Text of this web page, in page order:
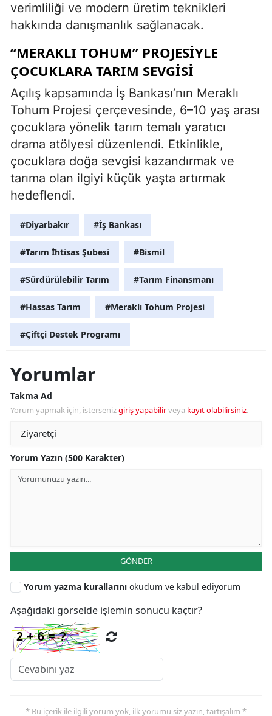
verimliliği ve modern üretim teknikleri
hakkında danışmanlık sağlanacak.
“MERAKLI TOHUM” PROJESIYLE
ÇOCUKLARA TARIM SEVGISI
Açılış kapsamında İş Bankası’nın Meraklı
Tohum Projesi çerçevesinde, 6–10 yaş arası
çocuklara yönelik tarım temalı yaratıcı
drama atölyesi düzenlendi. Etkinlikle,
çocuklara doğa sevgisi kazandırmak ve
tarıma olan ilgiyi küçük yaşta artırmak
hedeflendi.
#Diyarbakır #İş Bankası
#Tarım İhtisas Şubesi #Bismil
#Sürdürülebilir Tarım #Tarım Finansmanı
#Hassas Tarım #Meraklı Tohum Projesi
#Çiftçi Destek Programı
Yorumlar
Takma Ad
Yorum yapmak için, istersenizgiriş yapabilirveya kayıt olabilirsiniz.
Yorum Yazın (500 Karakter)
GÖNDER
Yorum yazma kurallarını okudum ve kabul ediyorum
Aşağıdaki görselde işlemin sonucu kaçtır?
* Bu içerik ile ilgili yorum yok, ilk yorumu siz yazın, tartışalım *